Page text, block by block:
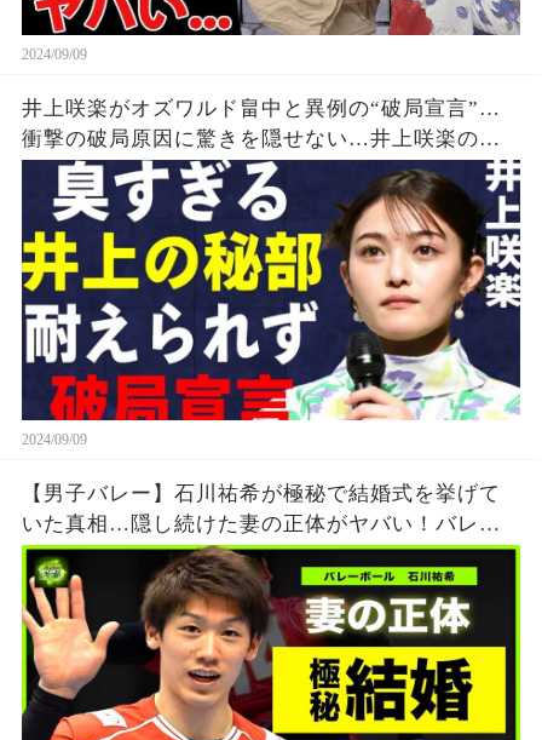
2024/09/09
井上咲楽がオズワルド畠中と異例の“破局宣言”…
衝撃の破局原因に驚きを隠せない…井上咲楽の介
護生活の真相
2024/09/09
【男子バレー】石川祐希が極秘で結婚式を挙げて
いた真相…隠し続けた妻の正体がヤバい！バレー
ボール日本代表のエースを育てた両親の職業と
は….